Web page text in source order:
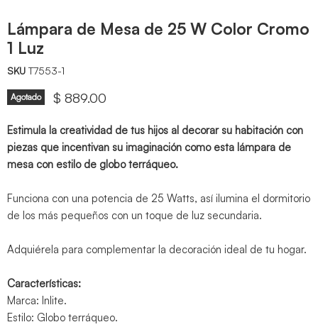
Lámpara de Mesa de 25 W Color Cromo
1 Luz
SKU T7553-1
Agotado Precio actual
$ 889.00
Estimula la creatividad de tus hijos al decorar su habitación con
piezas que incentivan su imaginación como esta lámpara de
mesa con estilo de globo terráqueo.
Funciona con una potencia de 25 Watts, así ilumina el dormitorio
de los más pequeños con un toque de luz secundaria.
Adquiérela para complementar la decoración ideal de tu hogar.
Características:
Marca: Inlite.
Estilo: Globo terráqueo.